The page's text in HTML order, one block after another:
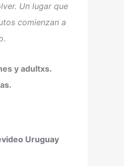
Un lugar que
comienzan a
y adultxs.
Uruguay